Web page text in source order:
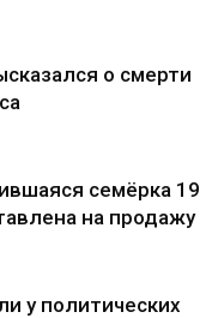
о смерти
семёрка
​​на продажу в
у политических